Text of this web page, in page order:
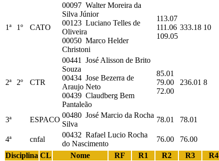
1ª 1º CATO
00097 Walter Moreira da
Silva Júnior
00123 Luciano Telles de
Oliveira
00050 Marco Helder
Christoni
113.07
111.06
109.05
333.18 10
2ª 2º CTR
00441 José Alisson de Brito
Souza
00434 Jose Bezerra de
Araujo Neto
00439 Claudberg Bem
Pantaleão
85.01
79.00
72.00
236.01 8
3ª ESPACO
00480 José Marcio da Rocha
Silva
78.01 78.01
4ª cnfal
00432 Rafael Lucio Rocha
do Nascimento
76.00
76.00
Disciplina CL Nome RF R1 R2 R3
R4